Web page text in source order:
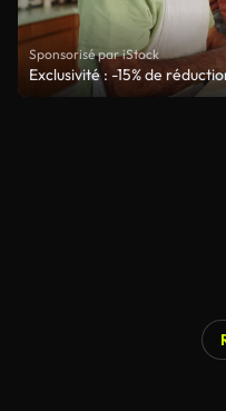
Sponsorisé par iStock
Exclusivité : -15% de